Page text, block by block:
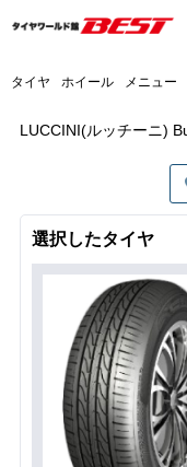
タイヤ ホイール メニュー
LUCCINI(ルッチーニ)
選択したタイヤ